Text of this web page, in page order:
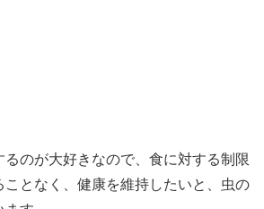
のが大好きなので、食に対する制限
ことなく、健康を維持したいと、虫の